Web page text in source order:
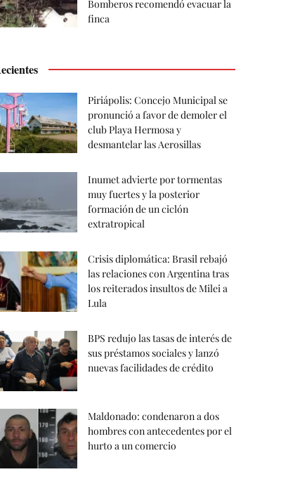
Bomberos recomendó evacuar la
finca
Piriápolis: Concejo Municipal se
pronunció a favor de demoler el
club Playa Hermosa y
desmantelar las Aerosillas
Inumet advierte por tormentas
muy fuertes y la posterior
formación de un ciclón
extratropical
Crisis diplomática: Brasil rebajó
las relaciones con Argentina tras
los reiterados insultos de Milei a
Lula
BPS redujo las tasas de interés de
sus préstamos sociales y lanzó
nuevas facilidades de crédito
Maldonado: condenaron a dos
hombres con antecedentes por el
hurto a un comercio